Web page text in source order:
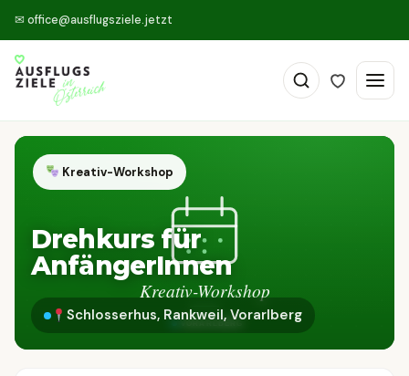
✉ office@ausflugsziele.jetzt
Kreativ-Workshop
Drehkurs für
AnfängerInnen
Schlosserhus, Rankweil, Vorarlberg